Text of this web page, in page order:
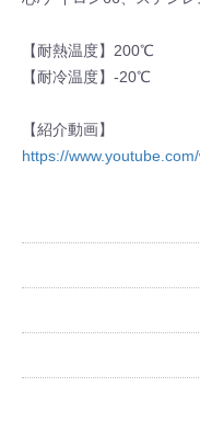
【耐熱温度】200℃
【耐冷温度】-20℃
【紹介動画】
https://